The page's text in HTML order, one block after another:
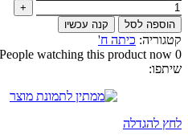
הוספה לסל קנה עכשיו
קטגוריה: כיתה ח'
0
People watching this product now!
שיתפו:
לחץ להגדלה